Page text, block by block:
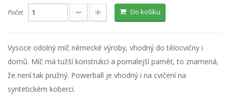
Počet Do košíku
Vysoce odolný míč německé výroby, vhodný do tělocvičny i
domů. Míč má tužší konstrukci a pomalejší paměť, to znamená,
že není tak pružný. Powerball je vhodný i na cvičení na
syntetickém koberci.